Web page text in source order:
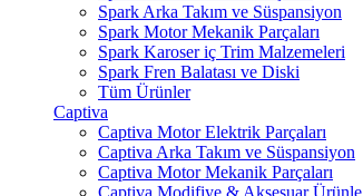
Spark Arka Takım ve Süspansiyon
Spark Motor Mekanik Parçaları
Spark Karoser iç Trim Malzemeleri
Spark Fren Balatası ve Diski
Tüm Ürünler
Captiva
Captiva Motor Elektrik Parçaları
Captiva Arka Takım ve Süspansiyon
Captiva Motor Mekanik Parçaları
Captiva Modifiye & Aksesuar Ürünle